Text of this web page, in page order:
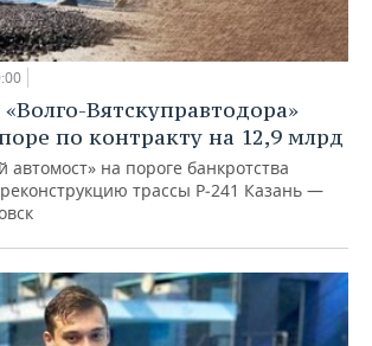
Вятскуправтодора»
по контракту на 12,9 млрд
автомост» на пороге банкротства
трассы Р‑241 Казань —